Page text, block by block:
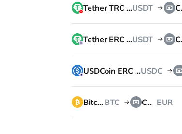
Tether TRC 20USDT
Tether ERC 20USDT
USDCoin ERC 20USDC
Bitcoin BTC Cash EUR